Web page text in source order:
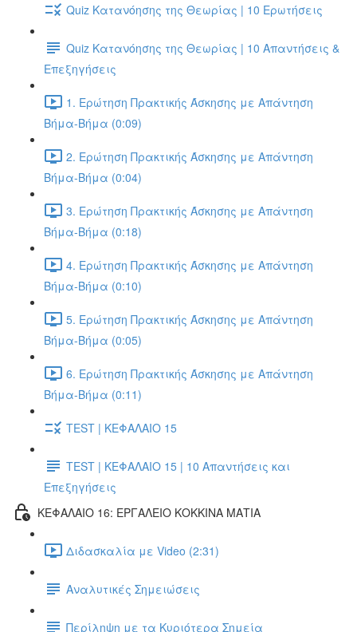
Quiz Κατανόησης της Θεωρίας | 10 Ερωτήσεις
Quiz Κατανόησης της Θεωρίας | 10 Απαντήσεις &
Επεξηγήσεις
1. Ερώτηση Πρακτικής Άσκησης με Απάντηση
Βήμα-Βήμα (0:09)
2. Ερώτηση Πρακτικής Άσκησης με Απάντηση
Βήμα-Βήμα (0:04)
3. Ερώτηση Πρακτικής Άσκησης με Απάντηση
Βήμα-Βήμα (0:18)
4. Ερώτηση Πρακτικής Άσκησης με Απάντηση
Βήμα-Βήμα (0:10)
5. Ερώτηση Πρακτικής Άσκησης με Απάντηση
Βήμα-Βήμα (0:05)
6. Ερώτηση Πρακτικής Άσκησης με Απάντηση
Βήμα-Βήμα (0:11)
TEST | ΚΕΦΑΛΑΙΟ 15
TEST | ΚΕΦΑΛΑΙΟ 15 | 10 Απαντήσεις και
Επεξηγήσεις
ΚΕΦΑΛΑΙΟ 16: ΕΡΓΑΛΕΙΟ ΚΟΚΚΙΝΑ ΜΑΤΙΑ
Διδασκαλία με Video (2:31)
Αναλυτικές Σημειώσεις
Περίληψη με τα Κυριότερα Σημεία